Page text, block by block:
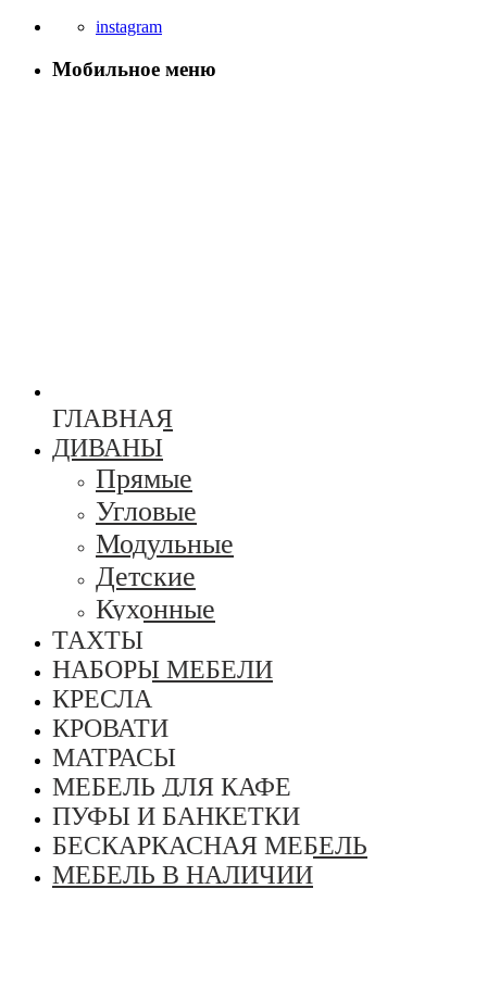
instagram
Мобильное меню
ГЛАВНАЯ
ДИВАНЫ
Прямые
Угловые
Модульные
Детские
Кухонные
ТАХТЫ
НАБОРЫ МЕБЕЛИ
КРЕСЛА
КРОВАТИ
МАТРАСЫ
МЕБЕЛЬ ДЛЯ КАФЕ
ПУФЫ И БАНКЕТКИ
БЕСКАРКАСНАЯ МЕБЕЛЬ
МЕБЕЛЬ В НАЛИЧИИ